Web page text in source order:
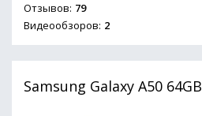
Отзывов: 79
Видеообзоров: 2
Samsung Galaxy A50 64GB